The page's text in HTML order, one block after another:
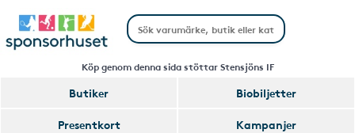
Köp genom denna sida stöttar Stensjöns IF
Butiker
Biobiljetter
Presentkort
Kampanjer